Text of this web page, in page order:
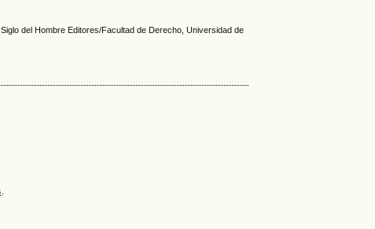
del Hombre Editores/Facultad de Derecho, Universidad de
.